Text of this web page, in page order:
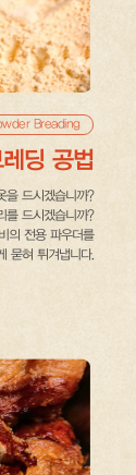
Breading
딩 공법
을 드시겠습니까?
를 드시겠습니까?
의 전용 파우더를
묻혀 튀겨냅니다.